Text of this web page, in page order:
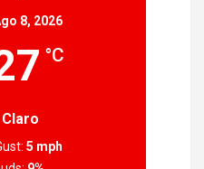
8, 2026
°C
5 mph